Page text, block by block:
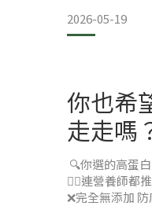
Mfsd2a 轉運蛋白
2014 年《
2026-05-19
你也希
走走嗎
🔍你選的高蛋
👩‍⚕️連營養師都
❌完全無添加